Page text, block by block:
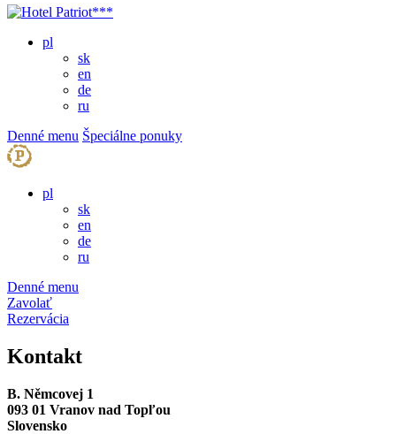
pl
sk
en
de
ru
Denné menu Špeciálne ponuky
pl
sk
en
de
ru
Denné menu
Zavolať
Rezervácia
Kontakt
B. Němcovej 1
093 01 Vranov nad Topľou
Slovensko